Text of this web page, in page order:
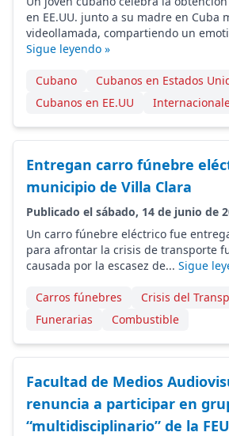
en EE.UU. junto a su madre en Cuba
videollamada, compartiendo un
Sigue leyendo »
Cubano
Cubanos en Estados
Cubanos en EE.UU
Entregan carro fúnebre
municipio de Villa Clara
Publicado el sábado, 14 de junio de
Un carro fúnebre eléctrico fue
para afrontar la crisis de transporte
causada por la escasez de... Sigue
Carros fúnebres
Crisis del
Funerarias
Combustible
Facultad de Medios
renuncia a participar en
“multidisciplinario” de la